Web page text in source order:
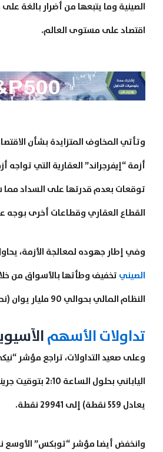
الصينية وما يتبعها من أضرار بالغة
اقتصاد على مستوى العالم.
وتأتي المخاوف المتزايدة بشأن
أزمة “إيفرجراند” العقارية التي
توقعات بعدم قدرتها على السداد مما
القطاع العقاري وقطاعات أخرى بوجه
وفي إطار جهوده لمعالجة الأزمة،
الصيني تخفيف وطأتها بالأسواق من
النظام المالي بحوالي 90 مليار يوان (نحو 14 مليار دولار).
تداولات الأسهم الآسيوية 21-
يعادل 559 نقطة) إلى 29941 نقطة.
وانخفض أيضا مؤشر “توبكس” الأوسع